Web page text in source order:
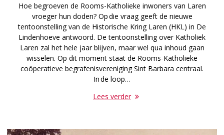
Hoe begroeven de Rooms-Katholieke inwoners van Laren
vroeger hun doden? Op die vraag geeft de nieuwe
tentoonstelling van de Historische Kring Laren (HKL) in De
Lindenhoeve antwoord. De tentoonstelling over Katholiek
Laren zal het hele jaar blijven, maar wel qua inhoud gaan
wisselen. Op dit moment staat de Rooms-Katholieke
coöperatieve begrafenisvereniging Sint Barbara centraal.
In de loop…
Lees verder